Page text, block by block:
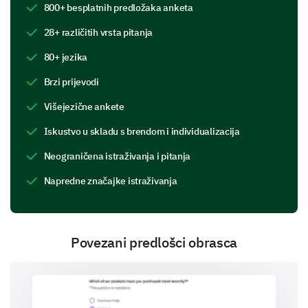
Please share your thoughts on your work
environment.
workspace/office environment?
Describe any improvements you would like to
Professional Development
Let's move on to your professional growth and skill
development.
800+ besplatnih predložaka anketa
28+ različitih vrsta pitanja
80+ jezika
Brzi prijevodi
Višejezične ankete
Iskustvo u skladu s brendom i individualizacija
Neograničena istraživanja i pitanja
Napredne značajke istraživanja
Povezani predlošci obrasca